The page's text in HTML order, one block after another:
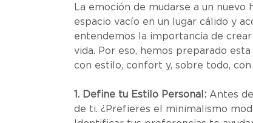
La emoción de mudarse a un
espacio vacío en un lugar cálido y
entendemos la importancia de
vida. Por eso, hemos preparado
con estilo, confort y, sobre todo,
1. Define tu Estilo Personal: Antes
de ti. ¿Prefieres el minimalismo